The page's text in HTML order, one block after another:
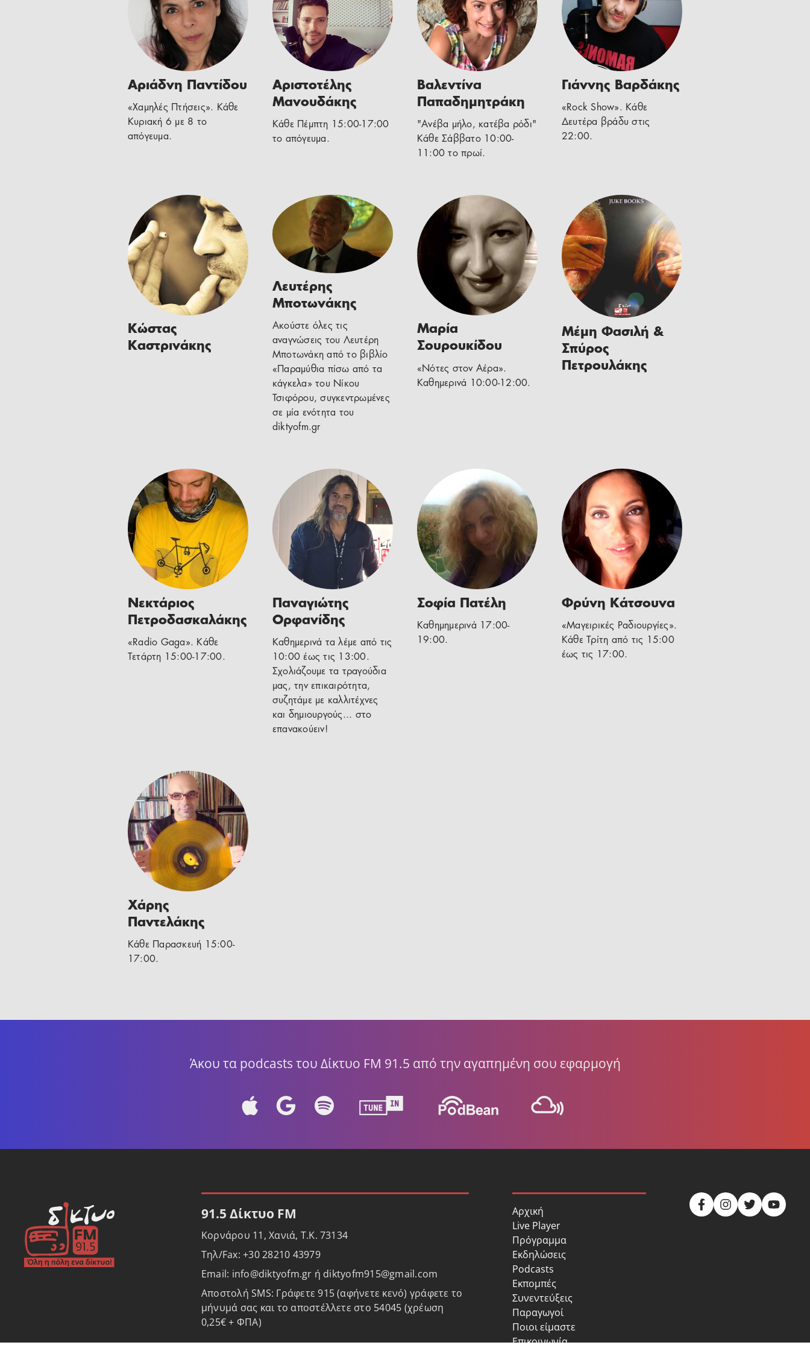
Αριάδνη Παντίδου
«Χαμηλές Πτήσεις». Κάθε
Κυριακή 6 με 8 το
απόγευμα.
Αριστοτέλης
Μανουδάκης
Κάθε Πέμπτη 15:00-17:00
το απόγευμα.
Βαλεντίνα
Παπαδημητράκη
"Ανέβα μήλο, κατέβα ρόδι"
Κάθε Σάββατο 10:00-
11:00 το πρωί.
Γιάννης Βαρδάκης
«Rock Show». Κάθε
Δευτέρα βράδυ στις
22:00.
Κώστας
Καστρινάκης
Λευτέρης
Μποτωνάκης
Ακούστε όλες τις
αναγνώσεις του Λευτέρη
Μποτωνάκη από το βιβλίο
«Παραμύθια πίσω από τα
κάγκελα» του Νίκου
Τσιφόρου, συγκεντρωμένες
σε μία ενότητα του
diktyofm.gr
Μαρία
Σουρουκίδου
«Νότες στον Αέρα».
Καθημερινά 10:00-12:00.
Μέμη Φασιλή &
Σπύρος
Πετρουλάκης
Νεκτάριος
Πετροδασκαλάκης
«Radio Gaga». Κάθε
Τετάρτη 15:00-17:00.
Παναγιώτης
Ορφανίδης
Καθημερινά τα λέμε από τις
10:00 έως τις 13:00.
Σχολιάζουμε τα τραγούδια
μας, την επικαιρότητα,
συζητάμε με καλλιτέχνες
και δημιουργούς... στο
επανακούειν!
Σοφία Πατέλη
Καθημημερινά 17:00-
19:00.
Φρύνη Κάτσουνα
«Μαγειρικές Ραδιουργίες».
Κάθε Τρίτη από τις 15:00
έως τις 17:00.
Χάρης
Παντελάκης
Κάθε Παρασκευή 15:00-
17:00.
Άκου τα podcasts του Δίκτυο FM 91.5 από την αγαπημένη σου εφαρμογή
91.5 Δίκτυο FM
Κορνάρου 11, Χανιά, Τ.Κ. 73134
Τηλ/Fax: +30 28210 43979
Email: info@diktyofm.gr ή diktyofm915@gmail.com
Αποστολή SMS: Γράφετε 915 (αφήνετε κενό) γράφετε το
μήνυμά σας και το αποστέλλετε στο 54045 (χρέωση
0,25€ + ΦΠΑ)
Αρχική
Live Player
Πρόγραμμα
Εκδηλώσεις
Podcasts
Εκπομπές
Συνεντεύξεις
Παραγωγοί
Ποιοι είμαστε
Επικοινωνία